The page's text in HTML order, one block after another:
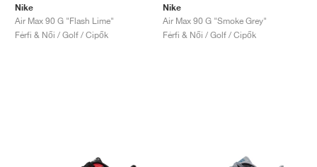
Nike
Air Max 90 G "Flash Lime"
Férfi & Női / Golf / Cipők
Nike
Air Max 90 G "Smoke Grey"
Férfi & Női / Golf / Cipők